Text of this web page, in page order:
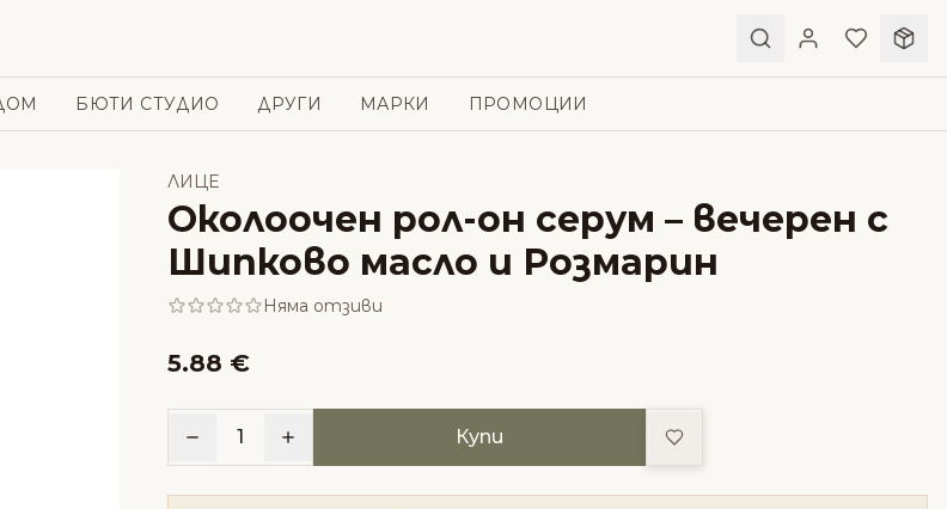
БЮТИ СТУДИО ДРУГИ МАРКИ ПРОМОЦИИ
ЛИЦЕ
Околоочен рол-он серум – вечерен с
Шипково масло и Розмарин
Няма отзиви
5.88 €
1 Купи Добави в любими